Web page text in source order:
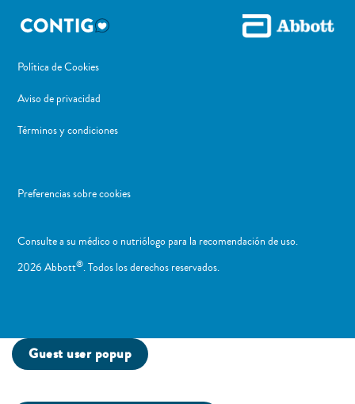
Política de Cookies
Aviso de privacidad
Términos y condiciones
Preferencias sobre cookies
Consulte a su médico o nutriólogo para la recomendación de uso. ​
2026 Abbott®. Todos los derechos reservados.
Guest user popup